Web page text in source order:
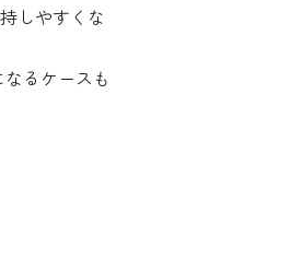
しやすくな
るケースも